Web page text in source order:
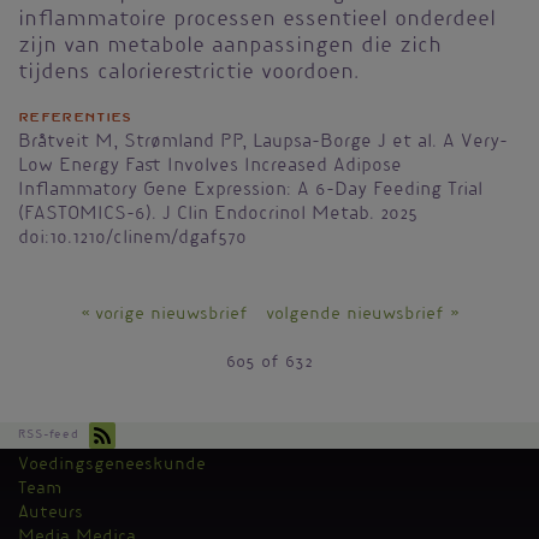
inflammatoire processen essentieel onderdeel
zijn van metabole aanpassingen die zich
tijdens calorierestrictie voordoen.
Referenties
Bråtveit M, Strømland PP, Laupsa-Borge J et al. A Very-
Low Energy Fast Involves Increased Adipose
Inflammatory Gene Expression: A 6-Day Feeding Trial
(FASTOMICS-6). J Clin Endocrinol Metab. 2025
doi:10.1210/clinem/dgaf570
« vorige nieuwsbrief volgende nieuwsbrief »
605 of 632
RSS-feed
Kantoormenu
Voedingsgeneeskunde
Team
Auteurs